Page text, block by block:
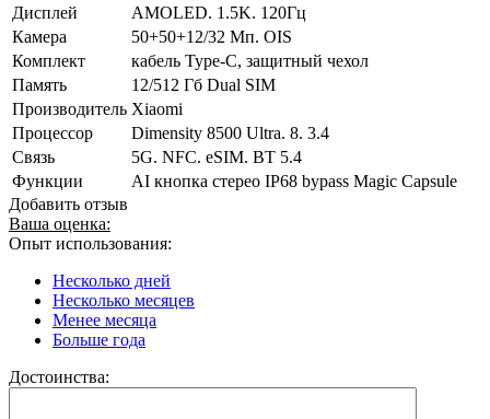
Дисплей
AMOLED. 1.5K. 120Гц
Камера
50+50+12/32 Мп. OIS
Комплект
кабель Type-C, защитный чехол
Память
12/512 Гб Dual SIM
Производитель Xiaomi
Процессор
Dimensity 8500 Ultra. 8. 3.4
Связь
5G. NFC. eSIM. BT 5.4
Функции
AI кнопка стерео IP68 bypass Magic Capsule
Добавить отзыв
Ваша оценка:
Опыт использования:
Несколько дней
Несколько месяцев
Менее месяца
Больше года
Достоинства: